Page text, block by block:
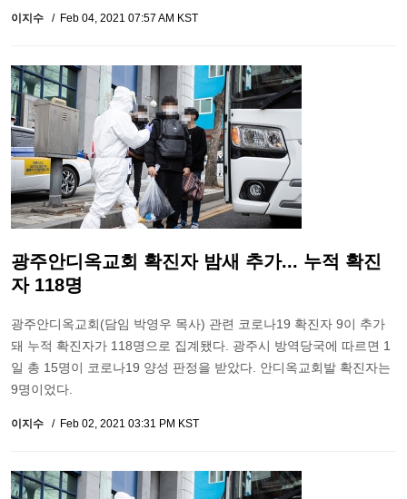
이지수 Feb 04, 2021 07:57 AM KST
광주안디옥교회 확진자 밤새 추가... 누적 확진
자 118명
광주안디옥교회(담임 박영우 목사) 관련 코로나19 확진자 9이 추가
돼 누적 확진자가 118명으로 집계됐다. 광주시 방역당국에 따르면 1
일 총 15명이 코로나19 양성 판정을 받았다. 안디옥교회발 확진자는
9명이었다.
이지수 Feb 02, 2021 03:31 PM KST